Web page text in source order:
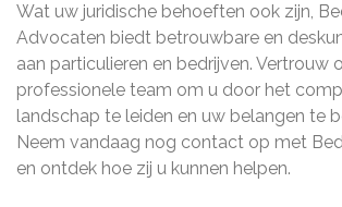
Wat uw juridische behoeften ook zijn,
Advocaten biedt betrouwbare en
aan particulieren en bedrijven. Vertrouw
professionele team om u door het
landschap te leiden en uw belangen te
Neem vandaag nog contact op met
en ontdek hoe zij u kunnen helpen.